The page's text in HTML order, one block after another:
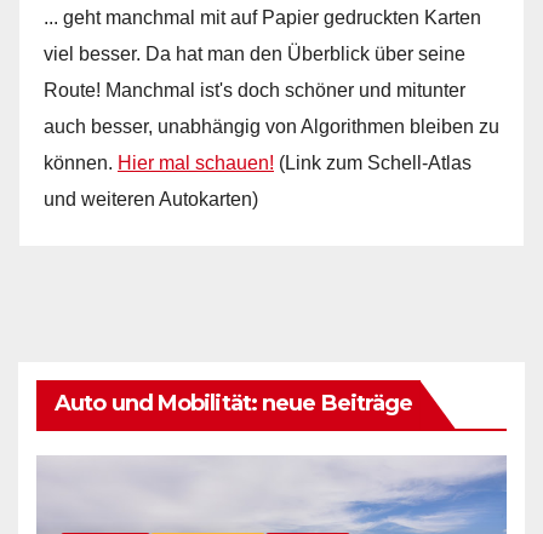
... geht manchmal mit auf Papier gedruckten Karten
viel besser. Da hat man den Überblick über seine
Route! Manchmal ist's doch schöner und mitunter
auch besser, unabhängig von Algorithmen bleiben zu
können. Hier mal schauen! (Link zum Schell-Atlas
und weiteren Autokarten)
Auto und Mobilität: neue Beiträge